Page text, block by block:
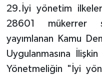
29.İyi yönetim
28601 mükerrer
yayımlanan Kamu
Uygulanmasına
Yönetmeliğin "İyi